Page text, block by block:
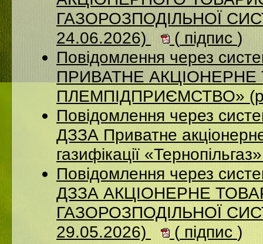
ГАЗОРОЗПОДІЛЬНОЇ
24.06.2026)
( підпис )
Повідомлення через
ПРИВАТНЕ АКЦІОНЕРНЕ
ПЛЕМПІДПРИЄМСТВО»
Повідомлення через
ДЗЗА Приватне
газифікації
Повідомлення через
ДЗЗА АКЦІОНЕРНЕ
ГАЗОРОЗПОДІЛЬНОЇ
29.05.2026)
( підпис )